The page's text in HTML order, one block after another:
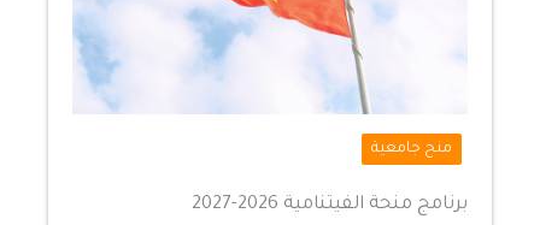
منح جامعية
برنامج منحة الفيتنامية 2026-2027